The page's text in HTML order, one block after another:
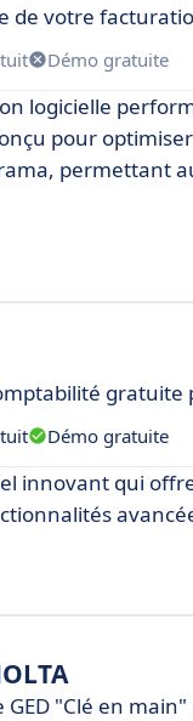
de votre
Démo gratuite
logicielle
pour
permettant
gratuite
Démo gratuite
innovant qui
"Clé en main"